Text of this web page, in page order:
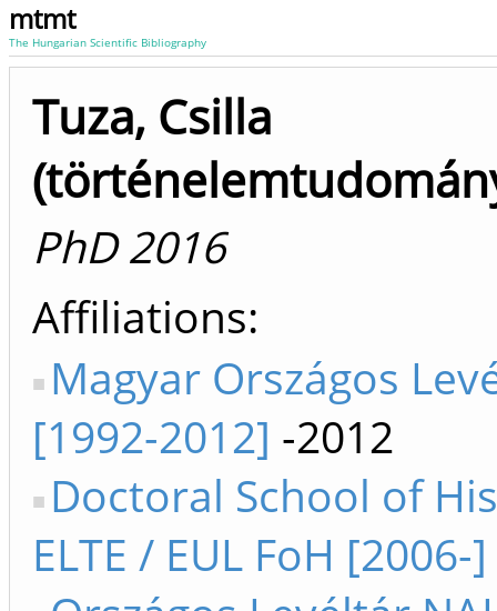
mtmt
The Hungarian Scientific Bibliography
Tuza, Csilla
PhD 2016
Affiliations
Magyar Országos
[1992-2012] -2012
Doctoral School of
ELTE / EUL FoH [2006-]